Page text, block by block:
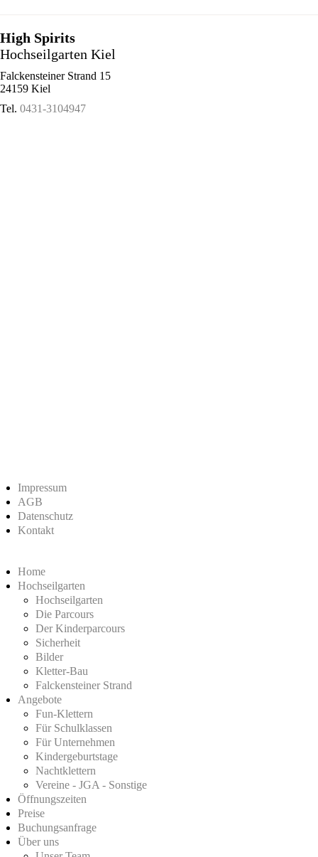
High Spirits
Hochseilgarten Kiel
Falckensteiner Strand 15
24159 Kiel
Tel. 0431-3104947
Impressum
AGB
Datenschutz
Kontakt
Home
Hochseilgarten
Hochseilgarten
Die Parcours
Der Kinderparcours
Sicherheit
Bilder
Kletter-Bau
Falckensteiner Strand
Angebote
Fun-Klettern
Für Schulklassen
Für Unternehmen
Kindergeburtstage
Nachtklettern
Vereine - JGA - Sonstige
Öffnungszeiten
Preise
Buchungsanfrage
Über uns